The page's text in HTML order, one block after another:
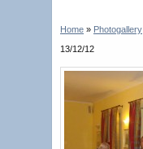
Home » Photogallery
13/12/12